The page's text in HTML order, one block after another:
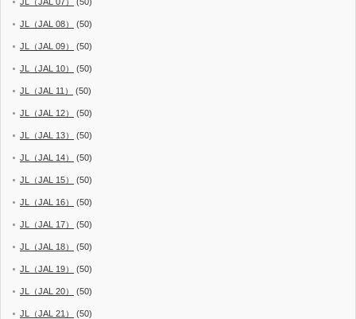
JL（JAL 08） (50)
JL（JAL 09） (50)
JL（JAL 10） (50)
JL（JAL 11） (50)
JL（JAL 12） (50)
JL（JAL 13） (50)
JL（JAL 14） (50)
JL（JAL 15） (50)
JL（JAL 16） (50)
JL（JAL 17） (50)
JL（JAL 18） (50)
JL（JAL 19） (50)
JL（JAL 20） (50)
JL（JAL 21） (50)